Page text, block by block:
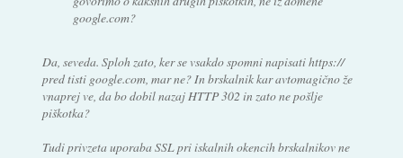
google.com?
Da, seveda. Sploh zato, ker se vsakdo spomni napisati https://
pred tisti google.com, mar ne? In brskalnik kar avtomagično že
vnaprej ve, da bo dobil nazaj HTTP 302 in zato ne pošlje
piškotka?
Tudi privzeta uporaba SSL pri iskalnih okencih brskalnikov ne